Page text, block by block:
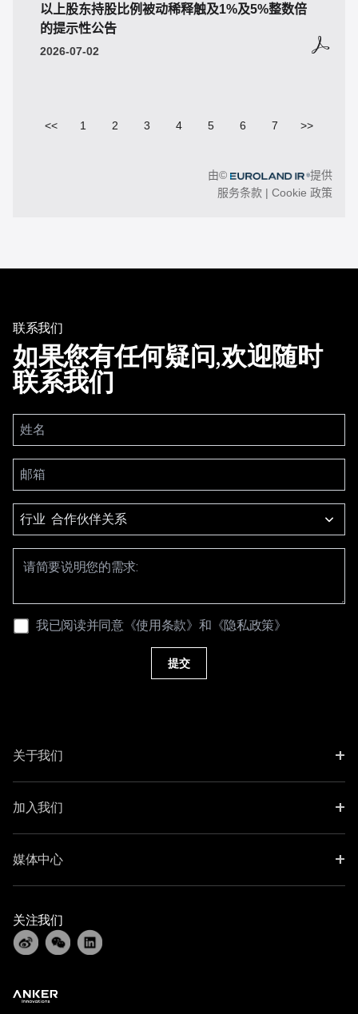
联系我们
如果您有任何疑问,欢迎随时
联系我们
行业
我已阅读并同意《使用条款》 和 《隐私政策》
提交
关于我们 +
加入我们 +
媒体中心 +
关注我们